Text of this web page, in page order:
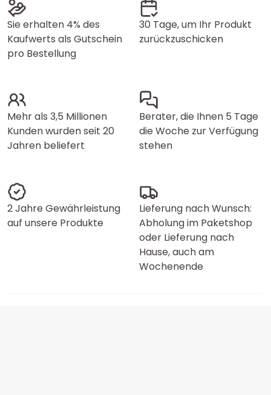
Sie erhalten 4% des
Kaufwerts als Gutschein
pro Bestellung
30 Tage, um Ihr Produkt
zurückzuschicken
Mehr als 3,5 Millionen
Kunden wurden seit 20
Jahren beliefert
Berater, die Ihnen 5 Tage
die Woche zur Verfügung
stehen
2 Jahre Gewährleistung
auf unsere Produkte
Lieferung nach Wunsch:
Abholung im Paketshop
oder Lieferung nach
Hause, auch am
Wochenende